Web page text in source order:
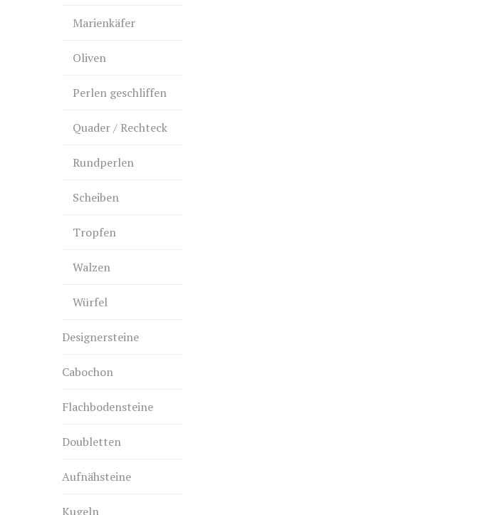
Marienkäfer
Oliven
Perlen geschliffen
Quader / Rechteck
Rundperlen
Scheiben
Tropfen
Walzen
Würfel
Designersteine
Cabochon
Flachbodensteine
Doubletten
Aufnähsteine
Kugeln